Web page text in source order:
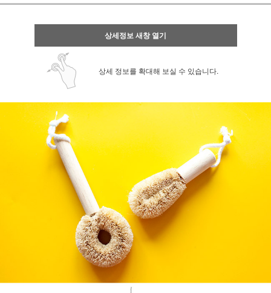
상세정보 새창 열기
상세 정보를 확대해 보실 수 있습니다.